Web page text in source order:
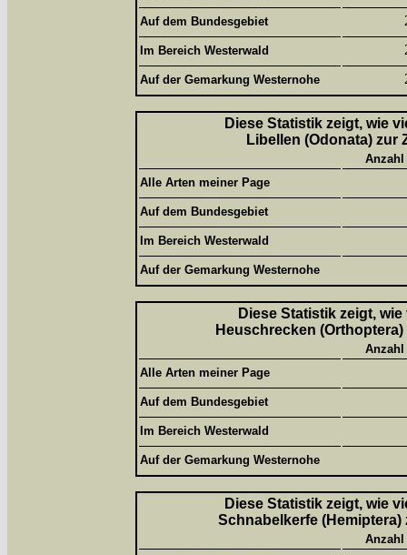
Auf dem Bundesgebiet
Im Bereich Westerwald
Auf der Gemarkung Westernohe
Diese Statistik zeigt, wie
Libellen (Odonata) zur
Alle Arten meiner Page
Auf dem Bundesgebiet
Im Bereich Westerwald
Auf der Gemarkung Westernohe
Diese Statistik zeigt,
Heuschrecken
Alle Arten meiner Page
Auf dem Bundesgebiet
Im Bereich Westerwald
Auf der Gemarkung Westernohe
Diese Statistik zeigt, wie
Schnabelkerfe